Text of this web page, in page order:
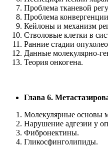
Проблема тканевой
Проблема
Кейлоны и механизм
Стволовые клетки в
Ранние стадии
Данные молекулярно-
Теория онкогена.
Глава 6.
Молекулярные основы
Нарушение адгезии у
Фибронектины.
Гликосфинголипиды.